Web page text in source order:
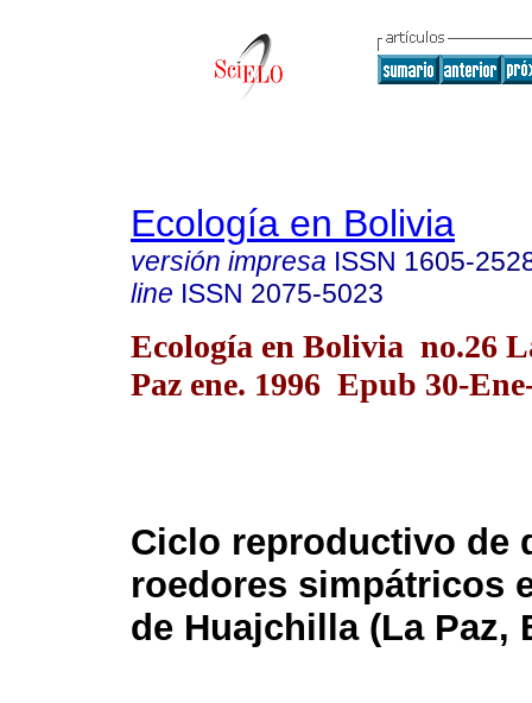
Ecología en Bolivia
versión impresa ISSN 1605-
line ISSN 2075-5023
Ecología en Bolivia no.26
Paz ene. 1996 Epub 30-
Ciclo reproductivo de
roedores simpátricos
de Huajchilla (La Paz,